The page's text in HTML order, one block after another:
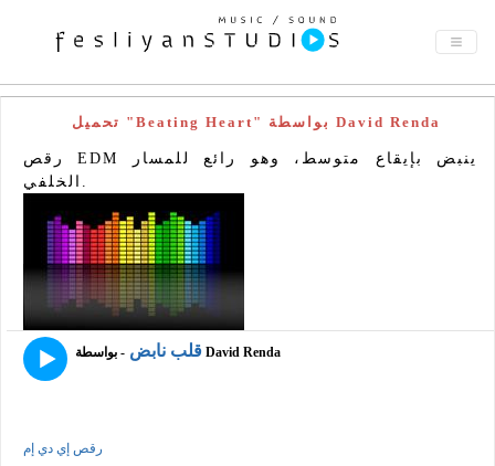
تحميل "Beating Heart" بواسطة David Renda
رقص EDM ينبض بإيقاع متوسط، وهو رائع للمسار
الخلفي.
قلب نابض - بواسطة David Renda
رقص إي دي إم